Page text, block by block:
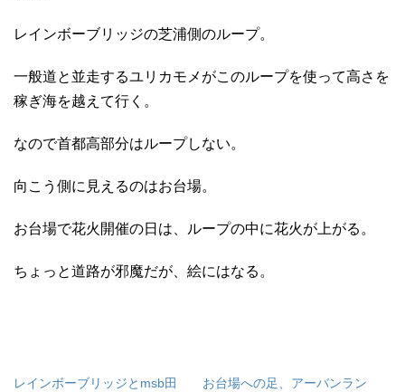
レインボーブリッジの芝浦側のループ。
一般道と並走するユリカモメがこのループを使って高さを
稼ぎ海を越えて行く。
なので首都高部分はループしない。
向こう側に見えるのはお台場。
お台場で花火開催の日は、ループの中に花火が上がる。
ちょっと道路が邪魔だが、絵にはなる。
レインボーブリッジとmsb田
お台場への足、アーバンラン